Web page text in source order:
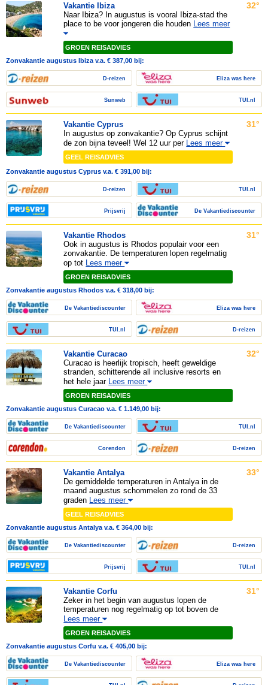
Vakantie Ibiza
Naar Ibiza? In augustus is vooral Ibiza-stad the
place to be voor jongeren die houden Lees meer
GROEN REISADVIES
32°
Zonvakantie augustus Ibiza v.a. € 387,00 bij:
D-reizen
Sunweb
Eliza was here
TUI.nl
Vakantie Cyprus
In augustus op zonvakantie? Op Cyprus schijnt
de zon bijna teveel! Wel 12 uur per Lees meer
GEEL REISADVIES
31°
Zonvakantie augustus Cyprus v.a. € 391,00 bij:
D-reizen
Prijsvrij
TUI.nl
De Vakantiediscounter
Vakantie Rhodos
Ook in augustus is Rhodos populair voor een
zonvakantie. De temperaturen lopen regelmatig
op tot Lees meer
GROEN REISADVIES
31°
Zonvakantie augustus Rhodos v.a. € 318,00 bij:
De Vakantiediscounter
TUI.nl
Eliza was here
D-reizen
Vakantie Curacao
Curacao is heerlijk tropisch, heeft geweldige
stranden, schitterende all inclusive resorts en
het hele jaar Lees meer
GROEN REISADVIES
32°
Zonvakantie augustus Curacao v.a. € 1.149,00 bij:
De Vakantiediscounter
Corendon
TUI.nl
D-reizen
Vakantie Antalya
De gemiddelde temperaturen in Antalya in de
maand augustus schommelen zo rond de 33
graden Lees meer
GEEL REISADVIES
33°
Zonvakantie augustus Antalya v.a. € 364,00 bij:
De Vakantiediscounter
Prijsvrij
D-reizen
TUI.nl
Vakantie Corfu
Zeker in het begin van augustus lopen de
temperaturen nog regelmatig op tot boven de
Lees meer
GROEN REISADVIES
31°
Zonvakantie augustus Corfu v.a. € 405,00 bij:
De Vakantiediscounter Eliza was here